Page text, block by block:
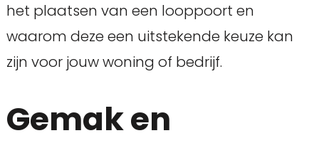
het plaatsen van een looppoort en
waarom deze een uitstekende keuze kan
zijn voor jouw woning of bedrijf.
Gemak en